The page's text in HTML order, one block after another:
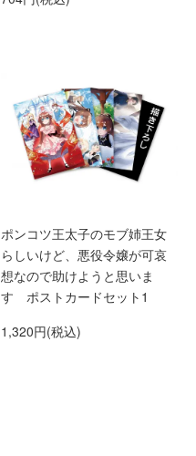
ポンコツ王太子のモブ姉王女
らしいけど、悪役令嬢が可哀
想なので助けようと思いま
す ポストカードセット1
1,320円(税込)